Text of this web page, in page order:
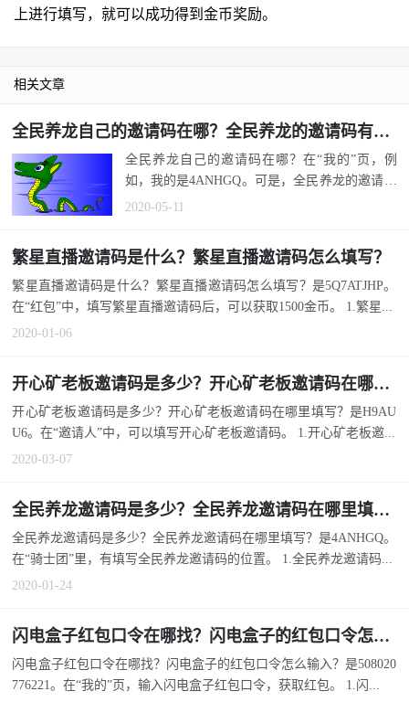
上进行填写，就可以成功得到金币奖励。
相关文章
全民养龙自己的邀请码在哪？全民养龙的邀请码有什么用？
全民养龙自己的邀请码在哪？在“我的”页，例
如，我的是4ANHGQ。可是，全民养龙的邀请码
有什么用？可以分享好友填领奖励。那么...
2020-05-11
繁星直播邀请码是什么？繁星直播邀请码怎么填写？
繁星直播邀请码是什么？繁星直播邀请码怎么填写？是5Q7ATJHP。
在“红包”中，填写繁星直播邀请码后，可以获取1500金币。 1.繁星...
2020-01-06
开心矿老板邀请码是多少？开心矿老板邀请码在哪里填写？
开心矿老板邀请码是多少？开心矿老板邀请码在哪里填写？是H9AU
U6。在“邀请人”中，可以填写开心矿老板邀请码。 1.开心矿老板邀...
2020-03-07
全民养龙邀请码是多少？全民养龙邀请码在哪里填写？
全民养龙邀请码是多少？全民养龙邀请码在哪里填写？是4ANHGQ。
在“骑士团”里，有填写全民养龙邀请码的位置。 1.全民养龙邀请码...
2020-01-24
闪电盒子红包口令在哪找？闪电盒子的红包口令怎么输入？
闪电盒子红包口令在哪找？闪电盒子的红包口令怎么输入？是508020
776221。在“我的”页，输入闪电盒子红包口令，获取红包。 1.闪...